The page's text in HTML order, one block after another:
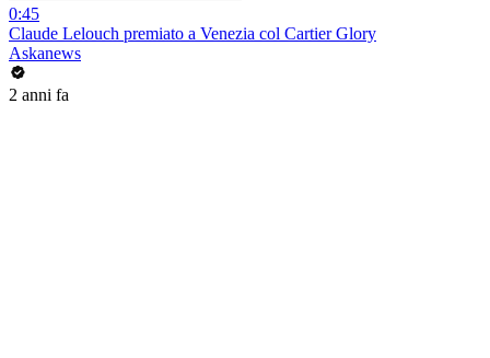
0:45
Claude Lelouch premiato a Venezia col Cartier Glory
Askanews
2 anni fa